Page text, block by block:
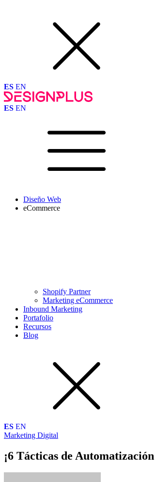
ES EN
ES EN
Diseño Web
eCommerce
Shopify Partner
Marketing eCommerce
Inbound Marketing
Portafolio
Recursos
Blog
ES EN
Marketing Digital
¡6 Tácticas de